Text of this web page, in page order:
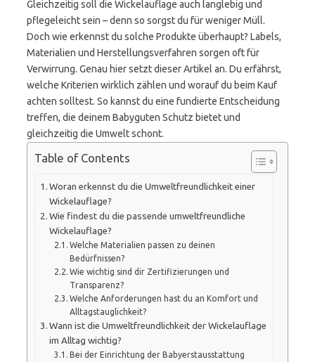
Gleichzeitig soll die Wickelauflage auch langlebig und
pflegeleicht sein – denn so sorgst du für weniger Müll.
Doch wie erkennst du solche Produkte überhaupt? Labels,
Materialien und Herstellungsverfahren sorgen oft für
Verwirrung. Genau hier setzt dieser Artikel an. Du erfährst,
welche Kriterien wirklich zählen und worauf du beim Kauf
achten solltest. So kannst du eine fundierte Entscheidung
treffen, die deinem Babyguten Schutz bietet und
gleichzeitig die Umwelt schont.
Table of Contents
Woran erkennst du die Umweltfreundlichkeit einer
Wickelauflage?
Wie findest du die passende umweltfreundliche
Wickelauflage?
Welche Materialien passen zu deinen
Bedürfnissen?
Wie wichtig sind dir Zertifizierungen und
Transparenz?
Welche Anforderungen hast du an Komfort und
Alltagstauglichkeit?
Wann ist die Umweltfreundlichkeit der Wickelauflage
im Alltag wichtig?
Bei der Einrichtung der Babyerstausstattung